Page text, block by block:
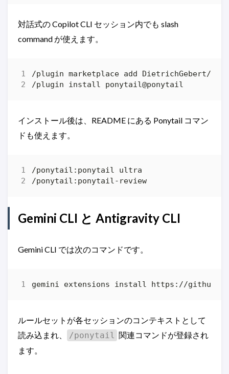
対話式の Copilot CLI セッション内でも slash
command が使えます。
インストール後は、README にある Ponytail コマン
ドも使えます。
Gemini CLI と Antigravity CLI
Gemini CLI では次のコマンドです。
ルールセットが各セッションのコンテキストとして
読み込まれ、
/ponytail 関連コマンドが登録され
ます。